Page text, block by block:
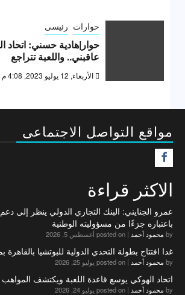
حوارات رئيسى
حوار|هادية حسني: اتحاد
عاقبني.. واللعبة تتراجع
الأربعاء, 12 يوليو 2023, 4:08 م
مواقع التواصل الاجتماعى
الاكثر قراءة
عمرو الجنايني: البنك التجاري الدولي ينظر إلى
باعتباره جزءًا من مسؤوليته الوطنية
by محمود أحمد | posted on أغسطس 5, 2026
غدا افتتاح بطولة التحدي الدولية للبوتشيا بالقاهرة
by محمود أحمد | posted on يوليو 25, 2026
اتحاد الهوكي يوسع قاعدة اللعبة ويكتشف
by محمود أحمد | posted on يوليو 24, 2026